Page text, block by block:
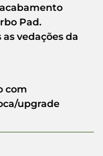
Pad.
vedações da
com
upgrade